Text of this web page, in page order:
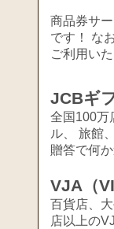
商品券サ
です！ な
ご利用いた
JCBギ
全国100万
ル、 旅館
贈答で何
VJA（
百貨店、
店以上の